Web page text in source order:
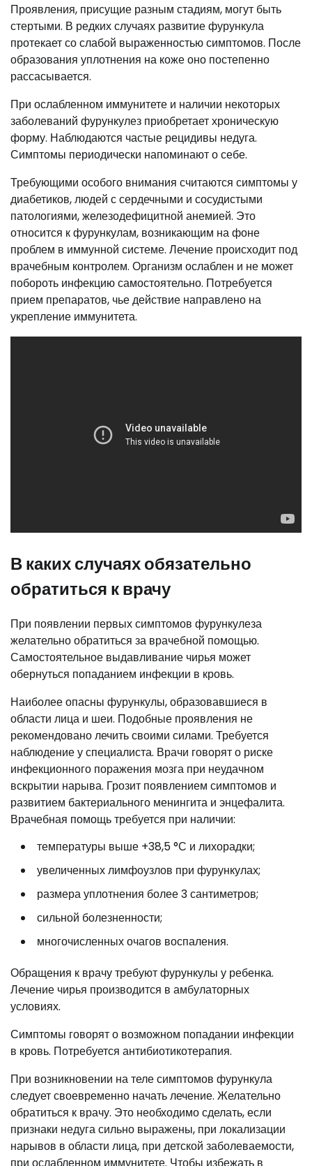
Проявления, присущие разным стадиям, могут быть
стертыми. В редких случаях развитие фурункула
протекает со слабой выраженностью симптомов. После
образования уплотнения на коже оно постепенно
рассасывается.
При ослабленном иммунитете и наличии некоторых
заболеваний фурункулез приобретает хроническую
форму. Наблюдаются частые рецидивы недуга.
Симптомы периодически напоминают о себе.
Требующими особого внимания считаются симптомы у
диабетиков, людей с сердечными и сосудистыми
патологиями, железодефицитной анемией. Это
относится к фурункулам, возникающим на фоне
проблем в иммунной системе. Лечение происходит под
врачебным контролем. Организм ослаблен и не может
побороть инфекцию самостоятельно. Потребуется
прием препаратов, чье действие направлено на
укрепление иммунитета.
В каких случаях обязательно
обратиться к врачу
При появлении первых симптомов фурункулеза
желательно обратиться за врачебной помощью.
Самостоятельное выдавливание чирья может
обернуться попаданием инфекции в кровь.
Наиболее опасны фурункулы, образовавшиеся в
области лица и шеи. Подобные проявления не
рекомендовано лечить своими силами. Требуется
наблюдение у специалиста. Врачи говорят о риске
инфекционного поражения мозга при неудачном
вскрытии нарыва. Грозит появлением симптомов и
развитием бактериального менингита и энцефалита.
Врачебная помощь требуется при наличии:
температуры выше +38,5 °С и лихорадки;
увеличенных лимфоузлов при фурункулах;
размера уплотнения более 3 сантиметров;
сильной болезненности;
многочисленных очагов воспаления.
Обращения к врачу требуют фурункулы у ребенка.
Лечение чирья производится в амбулаторных
условиях.
Симптомы говорят о возможном попадании инфекции
в кровь. Потребуется антибиотикотерапия.
При возникновении на теле симптомов фурункула
следует своевременно начать лечение. Желательно
обратиться к врачу. Это необходимо сделать, если
признаки недуга сильно выражены, при локализации
нарывов в области лица, при детской заболеваемости,
при ослабленном иммунитете. Чтобы избежать в